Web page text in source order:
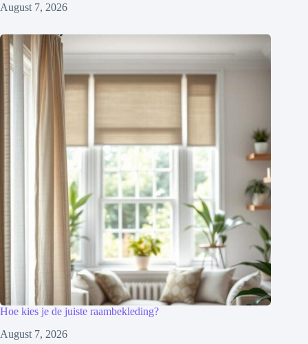
August 7, 2026
Hoe kies je de juiste raambekleding?
August 7, 2026